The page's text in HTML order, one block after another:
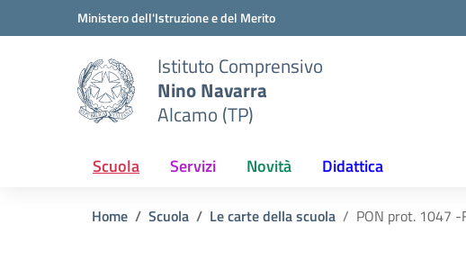
Vai ai contenuti
Vai al menu di navigazioneMinistero dell'Istruzione e del Merito
Istituto Comprensivo
Nino Navarra
Alcamo (TP)
Scuola Servizi Novità Didattica
Home Scuola Le carte della scuola PON prot. 1047 -